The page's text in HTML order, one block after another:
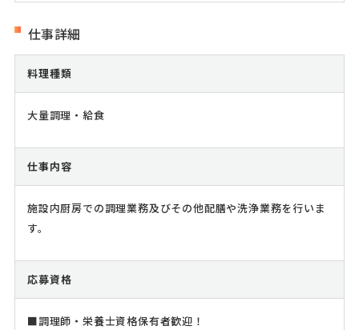
仕事詳細
料理種類
大量調理・給食
仕事内容
施設内厨房での調理業務及びその他配膳や洗浄業務を行いま
す。
応募資格
■調理師・栄養士資格保有者歓迎！